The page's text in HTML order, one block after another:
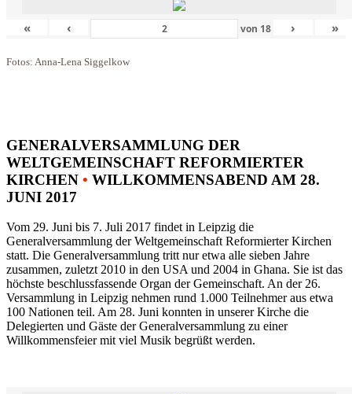
« ‹ von 18 › »
Fotos: Anna-Lena Siggelkow
GENERALVERSAMMLUNG DER
WELTGEMEINSCHAFT REFORMIERTER
KIRCHEN • WILLKOMMENSABEND AM 28.
JUNI 2017
Vom 29. Juni bis 7. Juli 2017 findet in Leipzig die
Generalversammlung der Weltgemeinschaft Reformierter Kirchen
statt. Die Generalversammlung tritt nur etwa alle sieben Jahre
zusammen, zuletzt 2010 in den USA und 2004 in Ghana. Sie ist das
höchste beschlussfassende Organ der Gemeinschaft. An der 26.
Versammlung in Leipzig nehmen rund 1.000 Teilnehmer aus etwa
100 Nationen teil. Am 28. Juni konnten in unserer Kirche die
Delegierten und Gäste der Generalversammlung zu einer
Willkommensfeier mit viel Musik begrüßt werden.